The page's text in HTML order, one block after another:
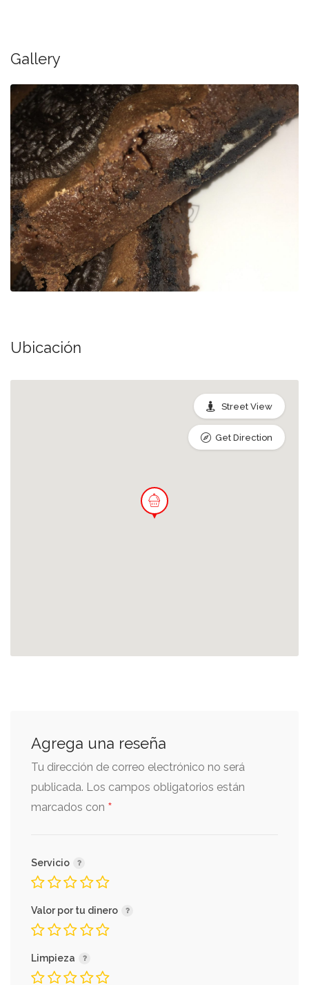
Gallery
Ubicación
Street View
Get Direction
Agrega una reseña
Tu dirección de correo electrónico no será
publicada. Los campos obligatorios están
marcados con *
Servicio
Valor por tu dinero
Limpieza